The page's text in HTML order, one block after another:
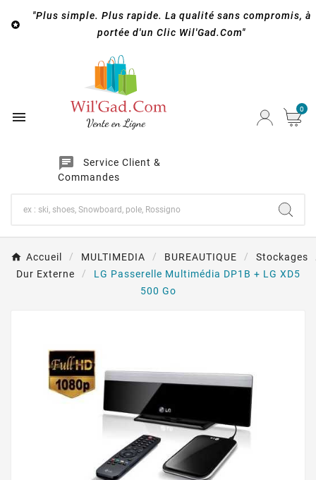

"Plus simple. Plus rapide. La qualité sans compromis, à
portée d'un Clic Wil'Gad.Com"

chat
Service Client &
Commandes
0
Accueil MULTIMEDIA BUREAUTIQUE
Stockages
Dur Externe
LG Passerelle Multimédia DP1B + LG XD5
500 Go